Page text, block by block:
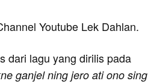
Youtube Lek Dahlan.
dari lagu yang dirilis pada
ganjel ning jero ati ono sing